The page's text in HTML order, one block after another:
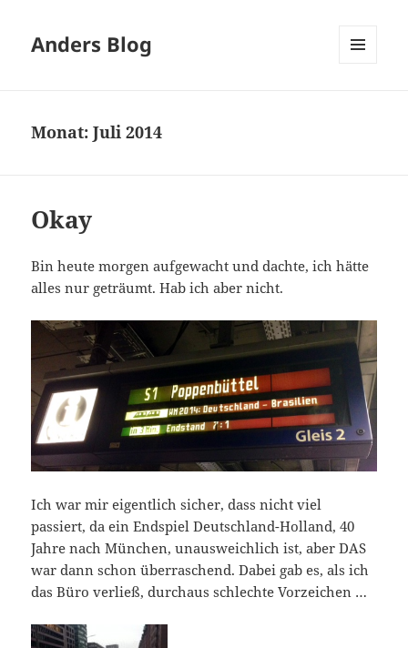
Anders Blog
Monat:Juli 2014
Okay
Bin heute morgen aufgewacht und dachte, ich hätte
alles nur geträumt. Hab ich aber nicht.
Ich war mir eigentlich sicher, dass nicht viel
passiert, da ein Endspiel Deutschland-Holland, 40
Jahre nach München, unausweichlich ist, aber DAS
war dann schon überraschend. Dabei gab es, als ich
das Büro verließ, durchaus schlechte Vorzeichen …